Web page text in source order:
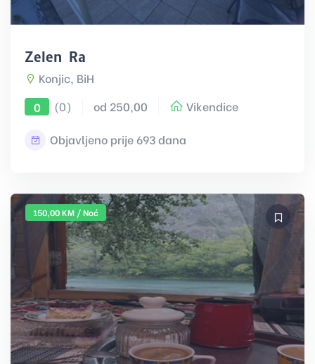
Zeleni Raj
Konjic, BiH
0
(0) od 250,00 Vikendice
Objavljeno prije 693 dana
150,00 KM / Noć